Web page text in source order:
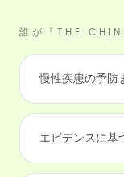
誰が『THE
慢性疾患の予防
エビデンスに基